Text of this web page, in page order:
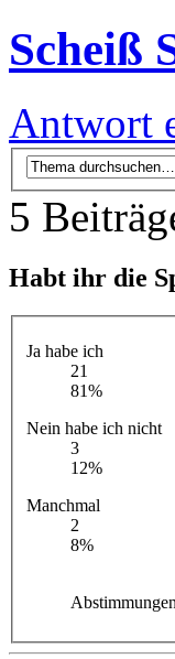
Scheiß
Antwort
5
Habt ihr die
Ja habe ich
21
81%
Nein habe ich nicht
3
12%
Manchmal
2
8%